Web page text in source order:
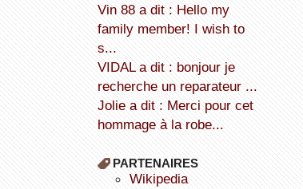
Vin 88 a dit : Hello my
family member! I wish to
s...
VIDAL a dit : bonjour je
recherche un reparateur ...
Jolie a dit : Merci pour cet
hommage à la robe...
PARTENAIRES
wikipedia